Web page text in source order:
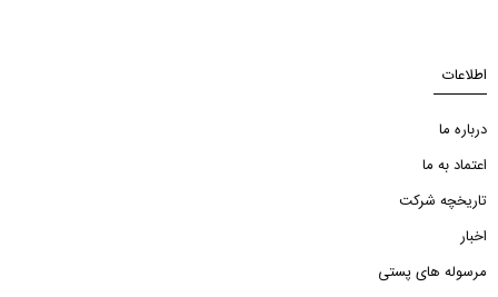
اطلاعات
درباره ما
اعتماد به ما
تاریخچه شرکت
اخبار
مرسوله های پستی